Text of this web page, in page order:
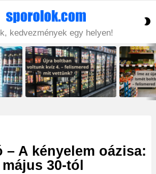
kedvezmények egy helyen!
– A kényelem oázisa:
30-tól